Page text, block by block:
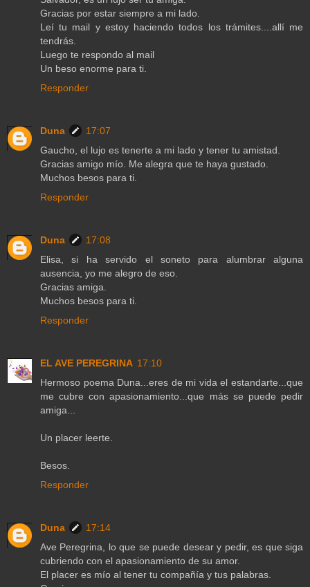
Gracias por estar siempre a mi lado.
Leí tu mail y estoy haciendo todos los trámites....allí me
tendrás.
Luego te respondo al mail
Un beso enorme para ti.
Responder
Duna
17:07
Gaucho, el lujo es tenerte a mi lado y tener tu amistad.
Gracias amigo mío. Me alegra que te haya gustado.
Muchos besos para ti.
Responder
Duna
17:08
Elisa, si ha servido el soneto para alumbrar alguna
ausencia, yo me alegro de eso.
Gracias amiga.
Muchos besos para ti.
Responder
EL AVE PEREGRINA 17:10
Hermoso poema Duna...eres de mi vida el estandarte...que
me cubre con apasionamiento...que más se puede pedir
amiga...
Un placer leerte.
Besos.
Responder
Duna
17:14
Ave Peregrina, lo que se puede desear y pedir, es que siga
cubriendo con el apasionamiento de su amor.
El placer es mío al tener tu compañía y tus palabras.